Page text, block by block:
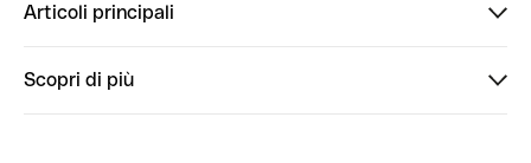
PowerUp
Articoli principali
Scopri di più